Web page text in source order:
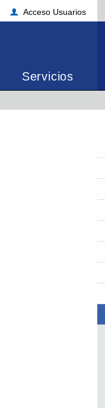
Acceso Usuarios
Servicios